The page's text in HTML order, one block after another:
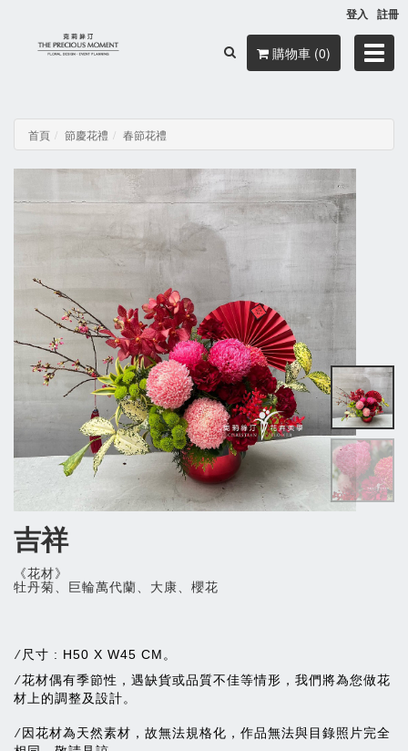
登入 註冊
購物車 (0)
首頁 節慶花禮 春節花禮
吉祥
《花材》
牡丹菊、巨輪萬代蘭、大康、櫻花
/尺寸 : H50 X W45 CM。
/花材偶有季節性，遇缺貨或品質不佳等情形，我們將為您做花
材上的調整及設計。
/因花材為天然素材，故無法規格化，作品無法與目錄照片完全